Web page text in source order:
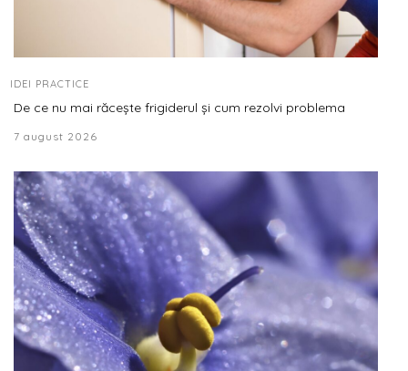
IDEI PRACTICE
De ce nu mai răcește frigiderul și cum rezolvi problema
7 august 2026